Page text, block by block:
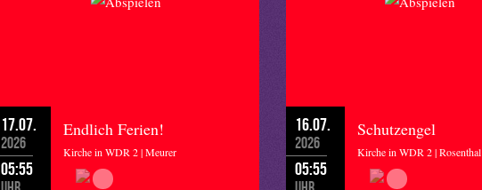
17.07.
2026
05:55
Endlich Ferien!
Kirche in WDR 2 | Meurer
16.07.
2026
05:55
Schutzengel
Kirche in WDR 2 | Rosenthal